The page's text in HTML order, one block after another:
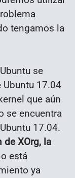
tengamos la
se
Ubuntu 17.04
que aún
se encuentra
17.04.
XOrg, la
está
ya